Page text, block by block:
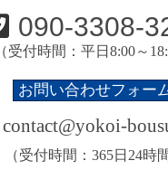
090-3308-
（受付時間：平日8:00～
お問い合わせフォー
contact@yokoi-
（受付時間：365日24時間